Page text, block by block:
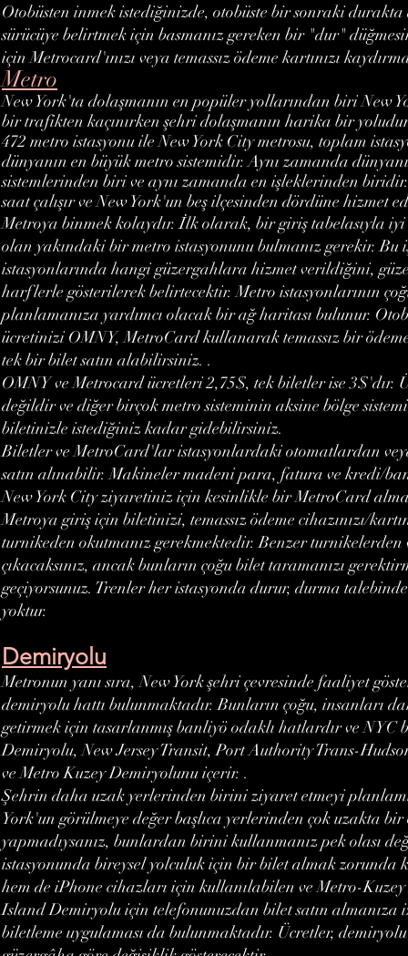
Otobüsten inmek istediğinizde, otobüste bir sonraki
sürücüye belirtmek için basmanız gereken bir "dur"
için Metrocard'ınızı veya temassız ödeme kartınızı
Metro
New York'ta dolaşmanın en popüler yollarından biri New
bir trafikten kaçınırken şehri dolaşmanın harika bir
472 metro istasyonu ile New York City metrosu, toplam
dünyanın en büyük metro sistemidir. Aynı zamanda
sistemlerinden biri ve aynı zamanda en işleklerinden
saat çalışır ve New York'un beş ilçesinden dördüne hizmet
Metroya binmek kolaydır. İlk olarak, bir giriş tabelasıyla
olan yakındaki bir metro istasyonunu bulmanız gerekir. Bu
istasyonlarında hangi güzergahlara hizmet verildiğini,
harflerle gösterilerek belirtecektir. Metro istasyonlarının
planlamanıza yardımcı olacak bir ağ haritası bulunur.
ücretinizi OMNY, MetroCard kullanarak temassız bir
tek bir bilet satın alabilirsiniz. .
OMNY ve Metrocard ücretleri 2,75$, tek biletler ise 3$'dır.
değildir ve diğer birçok metro sisteminin aksine bölge
biletinizle istediğiniz kadar gidebilirsiniz.
Biletler ve MetroCard'lar istasyonlardaki otomatlardan
satın alınabilir. Makineler madeni para, fatura ve kredi/
New York City ziyaretiniz için kesinlikle bir MetroCard
Metroya giriş için biletinizi, temassız ödeme cihazınızı/
turnikeden okutmanız gerekmektedir. Benzer
çıkacaksınız, ancak bunların çoğu bilet taramanızı
geçiyorsunuz. Trenler her istasyonda durur, durma
yoktur.
Demiryolu
Metronun yanı sıra, New York şehri çevresinde faaliyet
demiryolu hattı bulunmaktadır. Bunların çoğu, insanları
getirmek için tasarlanmış banliyö odaklı hatlardır ve
Demiryolu, New Jersey Transit, Port Authority Trans-
ve Metro Kuzey Demiryolunu içerir. .
Şehrin daha uzak yerlerinden birini ziyaret etmeyi
York'un görülmeye değer başlıca yerlerinden çok uzakta bir
yapmadıysanız, bunlardan birini kullanmanız pek olası
istasyonunda bireysel yolculuk için bir bilet almak
hem de iPhone cihazları için kullanılabilen ve Metro-
Island Demiryolu için telefonunuzdan bilet satın almanıza
biletleme uygulaması da bulunmaktadır. Ücretler,